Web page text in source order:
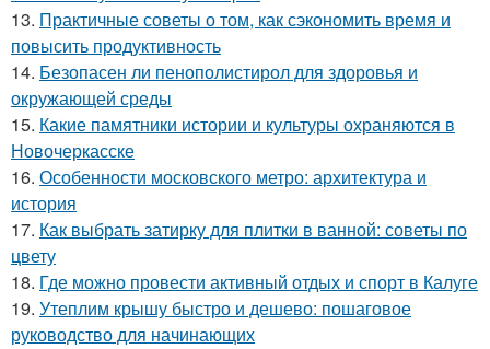
13. Практичные советы о том, как сэкономить время и
повысить продуктивность
14. Безопасен ли пенополистирол для здоровья и
окружающей среды
15. Какие памятники истории и культуры охраняются в
Новочеркасске
16. Особенности московского метро: архитектура и
история
17. Как выбрать затирку для плитки в ванной: советы по
цвету
18. Где можно провести активный отдых и спорт в Калуге
19. Утеплим крышу быстро и дешево: пошаговое
руководство для начинающих